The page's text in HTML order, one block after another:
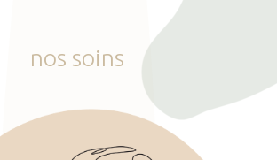
nos soins